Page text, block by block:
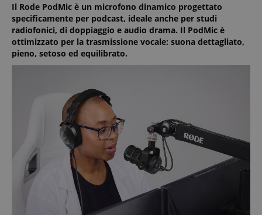
Il Rode PodMic è un microfono dinamico progettato
specificamente per podcast, ideale anche per studi
radiofonici, di doppiaggio e audio drama. Il PodMic è
ottimizzato per la trasmissione vocale: suona dettagliato,
pieno, setoso ed equilibrato.